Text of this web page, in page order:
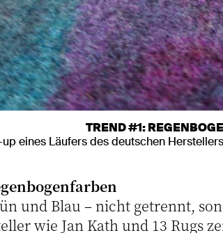
TREND #1:
eines Läufers des deutschen
und Blau – nicht getrennt,
wie Jan Kath und 13 Rugs